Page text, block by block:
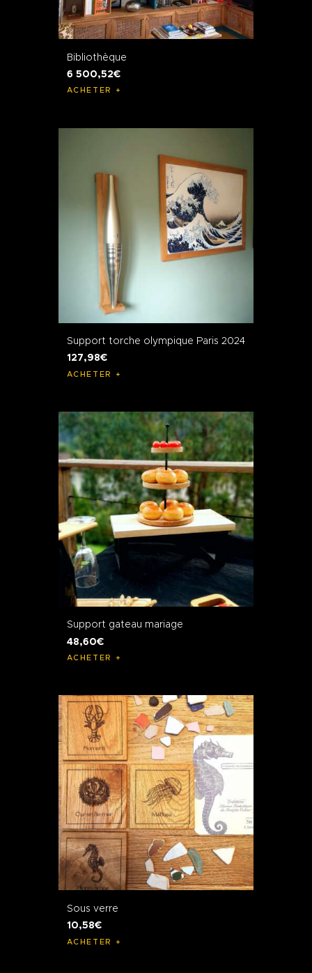
Bibliothèque
6 500,52€
ACHETER
Support torche olympique Paris 2024
127,98€
ACHETER
Support gateau mariage
48,60€
ACHETER
Sous verre
10,58€
ACHETER